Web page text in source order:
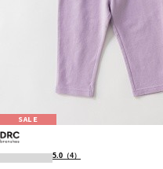
SALE
5.0 （4）